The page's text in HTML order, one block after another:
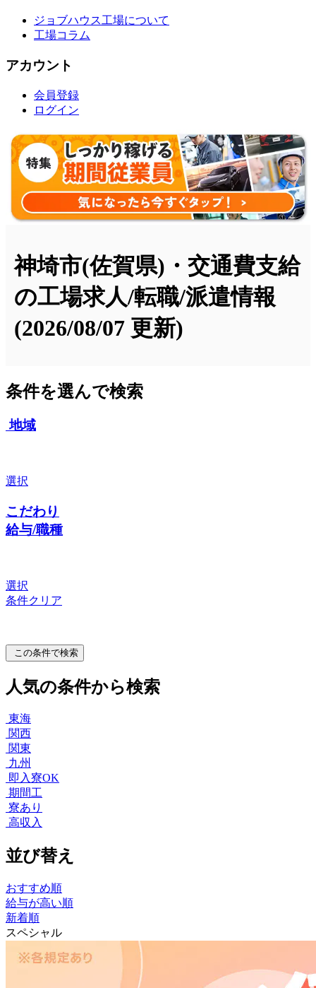
ジョブハウス工場について
工場コラム
アカウント
会員登録
ログイン
神埼市(佐賀県)・交通費支給
の工場求人/転職/派遣情報
(2026/08/07 更新)
条件を選んで検索
地域
選択
こだわり
給与/職種
選択
条件クリア
この条件で検索
人気の条件から検索
東海
関西
関東
九州
即入寮OK
期間工
寮あり
高収入
並び替え
おすすめ順
給与が高い順
新着順
スペシャル